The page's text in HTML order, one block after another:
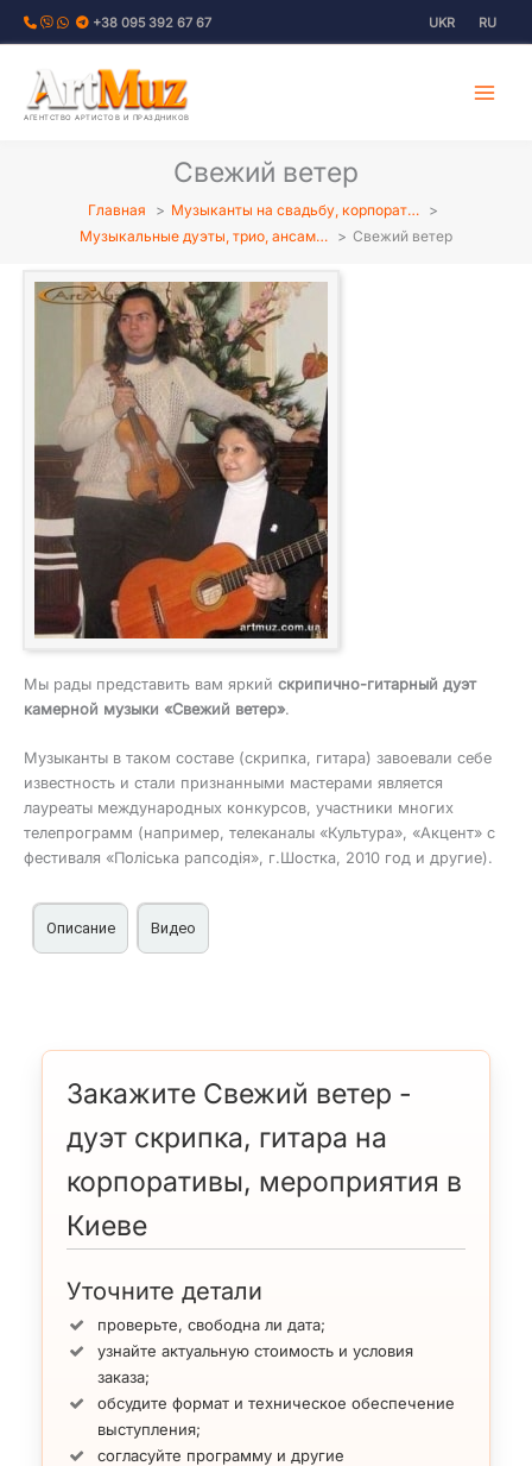
Перейти
+38 095 392 67 67 UKR RU
АГЕНТСТВО АРТИСТОВ И ПРАЗДНИКОВ
Свежий ветер
Главная
Музыканты на свадьбу, корпорат…
Музыкальные дуэты, трио, ансам…
Свежий ветер
Мы рады представить вам яркий скрипично-гитарный дуэт
камерной музыки «Свежий ветер».
Музыканты в таком составе (скрипка, гитара) завоевали себе
известность и стали признанными мастерами является
лауреаты международных конкурсов, участники многих
телепрограмм (например, телеканалы «Культура», «Акцент» с
фестиваля «Поліська рапсодія», г.Шостка, 2010 год и другие).
Описание Видео
узкого круга слушателей. Это
инструментальные и вокальные хиты
интерпретированные для дуэта скрипки с
гитарой.
Также музыканты исполняют академическую
музыку, которая как известно является
традиционным украшением в Киеве
конференция и других общественного и
смешанного с развлекательным типом
мероприятий.
оценить на видео мастерство дуэта и конечно заказать
их на свой корпоратив или мероприятие.
Закажите Свежий ветер -
дуэт скрипка, гитара на
корпоративы, мероприятия в
Киеве
Уточните детали
проверьте, свободна ли дата;
узнайте актуальную стоимость и условия
заказа;
обсудите формат и техническое обеспечение
выступления;
согласуйте программу и другие